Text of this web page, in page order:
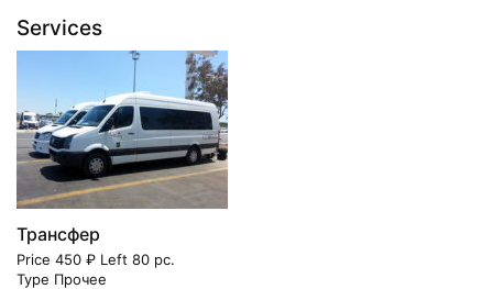
Services
Трансфер
Price 450 ₽ Left 80 pc.
Type Прочее